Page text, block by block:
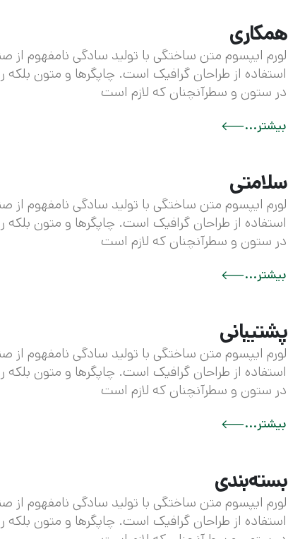
همکاری
لورم ایپسوم متن ساختگی با تولید سادگی نامفهوم از
استفاده از طراحان گرافیک است. چاپگرها و متون بلکه
در ستون و سطرآنچنان که لازم است
بیشتر...
سلامتی
لورم ایپسوم متن ساختگی با تولید سادگی نامفهوم از
استفاده از طراحان گرافیک است. چاپگرها و متون بلکه
در ستون و سطرآنچنان که لازم است
بیشتر...
پشتیبانی
لورم ایپسوم متن ساختگی با تولید سادگی نامفهوم از
استفاده از طراحان گرافیک است. چاپگرها و متون بلکه
در ستون و سطرآنچنان که لازم است
بیشتر...
بسته‌بندی
لورم ایپسوم متن ساختگی با تولید سادگی نامفهوم از
استفاده از طراحان گرافیک است. چاپگرها و متون بلکه